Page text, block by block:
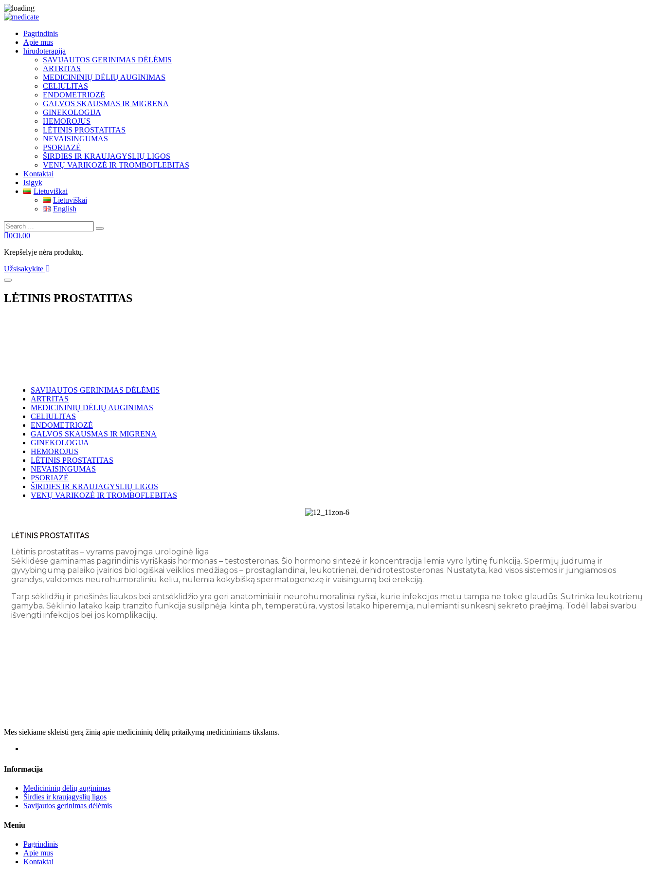
Pagrindinis
Apie mus
hirudoterapija
SAVIJAUTOS GERINIMAS DĖLĖMIS
ARTRITAS
MEDICININIŲ DĖLIŲ AUGINIMAS
CELIULITAS
ENDOMETRIOZĖ
GALVOS SKAUSMAS IR MIGRENA
GINEKOLOGIJA
HEMOROJUS
LĖTINIS PROSTATITAS
NEVAISINGUMAS
PSORIAZĖ
ŠIRDIES IR KRAUJAGYSLIŲ LIGOS
VENŲ VARIKOZĖ IR TROMBOFLEBITAS
Kontaktai
Isigyk
Lietuviškai
Lietuviškai
English
Search
for:
Search
0€0.00
Krepšelyje nėra produktų.
Užsisakykite
LĖTINIS PROSTATITAS
SAVIJAUTOS GERINIMAS DĖLĖMIS
ARTRITAS
MEDICININIŲ DĖLIŲ AUGINIMAS
CELIULITAS
ENDOMETRIOZĖ
GALVOS SKAUSMAS IR MIGRENA
GINEKOLOGIJA
HEMOROJUS
LĖTINIS PROSTATITAS
NEVAISINGUMAS
PSORIAZĖ
ŠIRDIES IR KRAUJAGYSLIŲ LIGOS
VENŲ VARIKOZĖ IR TROMBOFLEBITAS
LĖTINIS PROSTATITAS
Lėtinis prostatitas – vyrams pavojinga urologinė liga
Sėklidėse gaminamas pagrindinis vyriškasis hormonas – testosteronas. Šio hormono sintezė ir koncentracija lemia vyro lytinę funkciją. Spermijų judrumą ir
gyvybingumą palaiko įvairios biologiškai veiklios medžiagos – prostaglandinai, leukotrienai, dehidrotestosteronas. Nustatyta, kad visos sistemos ir jungiamosios
grandys, valdomos neurohumoraliniu keliu, nulemia kokybišką spermatogenezę ir vaisingumą bei erekciją.
Tarp sėklidžių ir priešinės liaukos bei antsėklidžio yra geri anatominiai ir neurohumoraliniai ryšiai, kurie infekcijos metu tampa ne tokie glaudūs. Sutrinka leukotrienų
gamyba. Sėklinio latako kaip tranzito funkcija susilpnėja: kinta ph, temperatūra, vystosi latako hiperemija, nulemianti sunkesnį sekreto praėjimą. Todėl labai svarbu
išvengti infekcijos bei jos komplikacijų.
Mes siekiame skleisti gerą žinią apie medicininių dėlių pritaikymą medicininiams tikslams.
Informacija
Medicininių dėlių auginimas
Širdies ir kraujagyslių ligos
Savijautos gerinimas dėlėmis
Meniu
Pagrindinis
Apie mus
Kontaktai